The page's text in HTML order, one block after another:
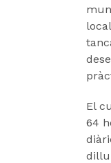
El
64